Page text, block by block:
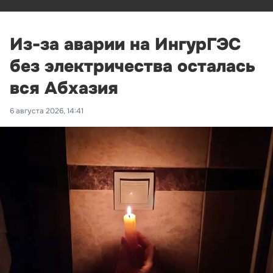
Из-за аварии на ИнгурГЭС
без электричества осталась
вся Абхазия
6 августа 2026, 14:41